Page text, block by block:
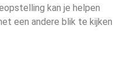
kan je helpen
een andere blik te kijken